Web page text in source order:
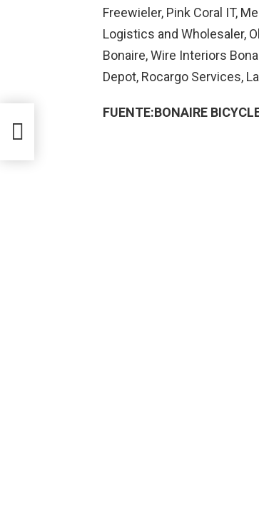
Freewieler, Pink Coral IT,
Logistics and Wholesaler,
Bonaire, Wire Interiors
Depot, Rocargo Services,
FUENTE:BONAIRE